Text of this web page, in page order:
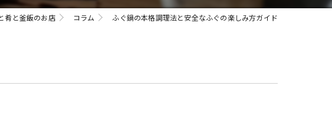
肴と釜飯のお店 コラム ふぐ鍋の本格調理法と安全なふぐの楽しみ方ガイド